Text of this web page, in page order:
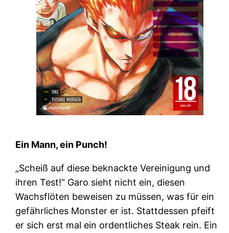
Ein Mann, ein Punch!
„Scheiß auf diese beknackte Vereinigung und
ihren Test!“ Garo sieht nicht ein, diesen
Wachsflöten beweisen zu müssen, was für ein
gefährliches Monster er ist. Stattdessen pfeift
er sich erst mal ein ordentliches Steak rein. Ein